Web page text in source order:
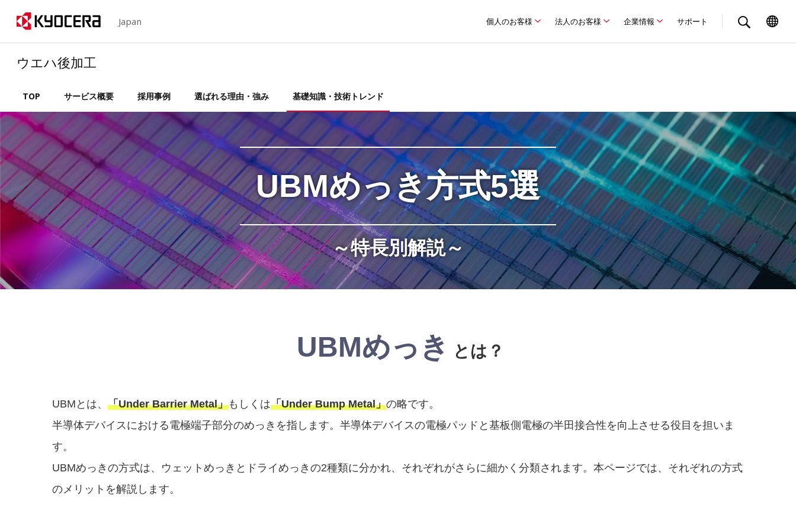
Japan 個人のお客様 法人のお客様 企業情報 サポート
ウエハ後加工
TOP サービス概要 採用事例 選ばれる理由・強み 基礎知識・技術トレンド
UBMめっき方式5選
～特長別解説～
UBMめっき とは？
UBMとは、 「Under Barrier Metal」もしくは「Under Bump Metal」の略です。
半導体デバイスにおける電極端子部分のめっきを指します。半導体デバイスの電極パッドと基板側電極の半田接合性を向上させる役目を担いま
す。
UBMめっきの方式は、ウェットめっきとドライめっきの2種類に分かれ、それぞれがさらに細かく分類されます。本ページでは、それぞれの方式
のメリットを解説します。